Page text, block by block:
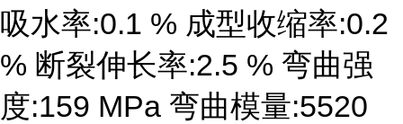
吸水率:0.1 % 成型收缩率:0.2
% 断裂伸长率:2.5 % 弯曲强
度:159 MPa 弯曲模量:5520